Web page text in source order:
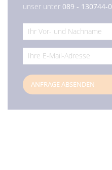
unser unter 089 - 130744-0
ANFRAGE ABSENDEN